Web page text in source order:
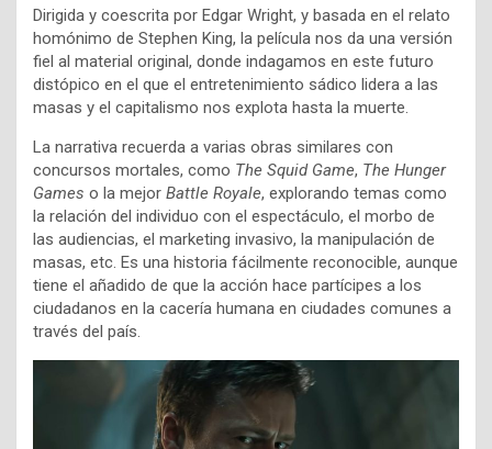
Dirigida y coescrita por Edgar Wright, y basada en el relato
homónimo de Stephen King, la película nos da una versión
fiel al material original, donde indagamos en este futuro
distópico en el que el entretenimiento sádico lidera a las
masas y el capitalismo nos explota hasta la muerte.
La narrativa recuerda a varias obras similares con
concursos mortales, como The Squid Game, The Hunger
Games o la mejor Battle Royale, explorando temas como
la relación del individuo con el espectáculo, el morbo de
las audiencias, el marketing invasivo, la manipulación de
masas, etc. Es una historia fácilmente reconocible, aunque
tiene el añadido de que la acción hace partícipes a los
ciudadanos en la cacería humana en ciudades comunes a
través del país.